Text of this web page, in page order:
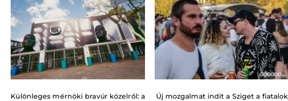
Különleges mérnöki bravúr közelről: a
Új mozgalmat indít a Sziget a fiatalok